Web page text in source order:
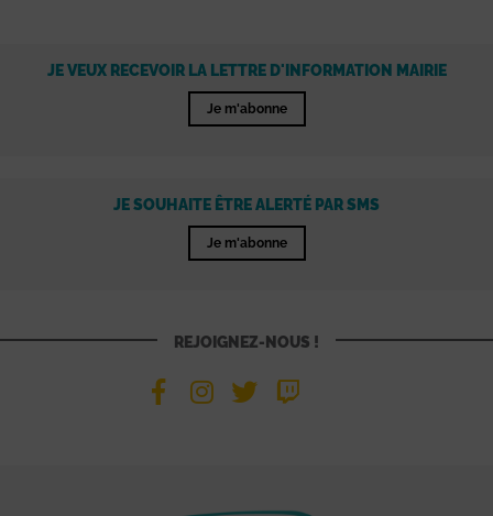
JE VEUX RECEVOIR LA LETTRE D'INFORMATION MAIRIE
Je m'abonne
JE SOUHAITE ÊTRE ALERTÉ PAR SMS
Je m'abonne
REJOIGNEZ-NOUS !